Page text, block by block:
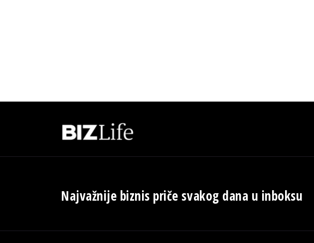
Najvažnije biznis priče svakog dana u inboksu